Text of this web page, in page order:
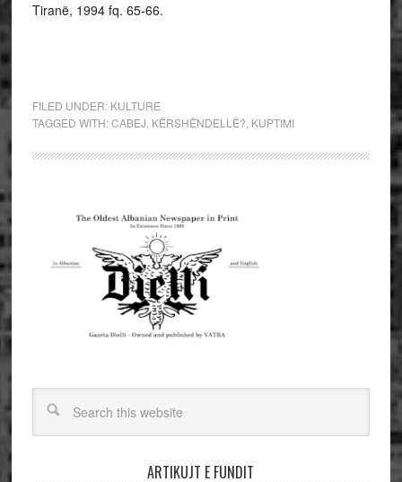
Tiranë, 1994 fq. 65-66.
FILED UNDER: KULTURE
TAGGED WITH:CABEJ KËRSHËNDELLË? KUPTIMI
ARTIKUJT E FUNDIT